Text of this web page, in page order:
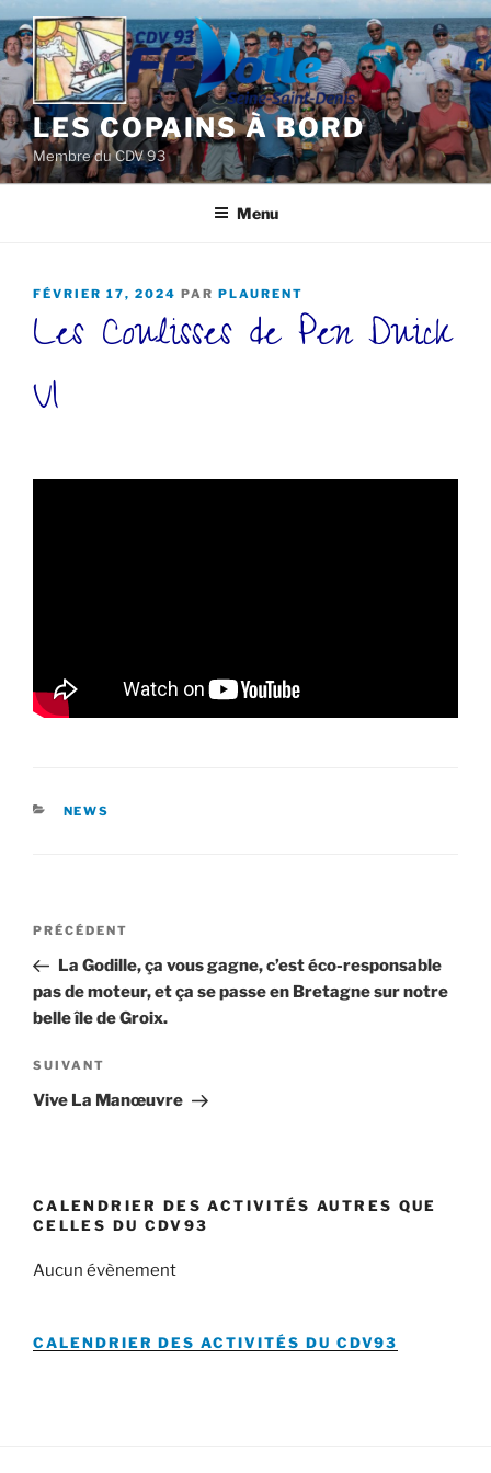
Aller
au
contenu
principal
LES COPAINS À BORD
Membre du CDV 93
Menu
PUBLIÉ
FÉVRIER 17, 2024 PAR PLAURENT
Les Coulisses de Pen Duick
VI
CATÉGORIES
NEWS
Navigation
l’article
Article
précédent
PRÉCÉDENT
La Godille, ça vous gagne, c’est éco-responsable
pas de moteur, et ça se passe en Bretagne sur notre
belle île de Groix.
Article
suivant
SUIVANT
Vive La Manœuvre
CALENDRIER DES ACTIVITÉS AUTRES QUE
CELLES DU CDV93
Aucun évènement
CALENDRIER DES ACTIVITÉS DU CDV93